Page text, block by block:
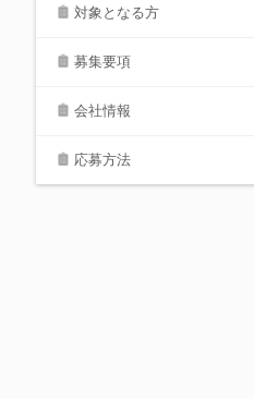
対象となる方
募集要項
会社情報
応募方法